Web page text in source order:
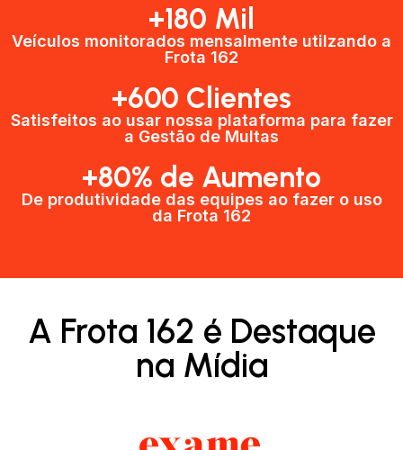
+180 Mil
Veículos monitorados mensalmente utilzando a
Frota 162
+600 Clientes​
Satisfeitos ao usar nossa plataforma para fazer
a Gestão de Multas​
+80% de Aumento
De produtividade das equipes ao fazer o uso
da Frota 162​
A Frota 162 é Destaque
na Mídia